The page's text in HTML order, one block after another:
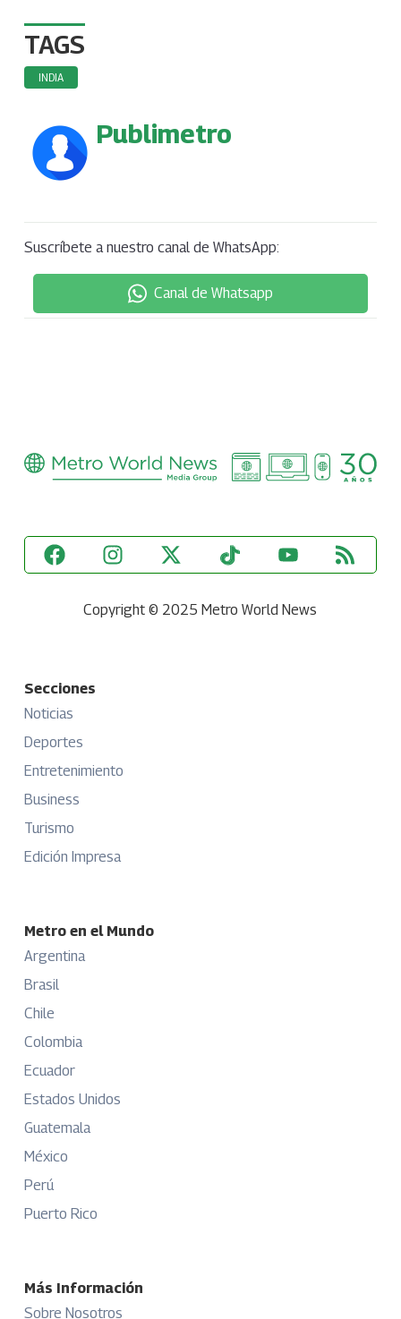
TAGS
INDIA
Publimetro
Suscríbete a nuestro canal de WhatsApp:
Canal de Whatsapp
Copyright © 2025 Metro World News
Secciones
Noticias
Deportes
Entretenimiento
Business
Turismo
Edición Impresa
Metro en el Mundo
Argentina
Brasil
Chile
Colombia
Ecuador
Estados Unidos
Guatemala
México
Perú
Puerto Rico
Más Información
Sobre Nosotros